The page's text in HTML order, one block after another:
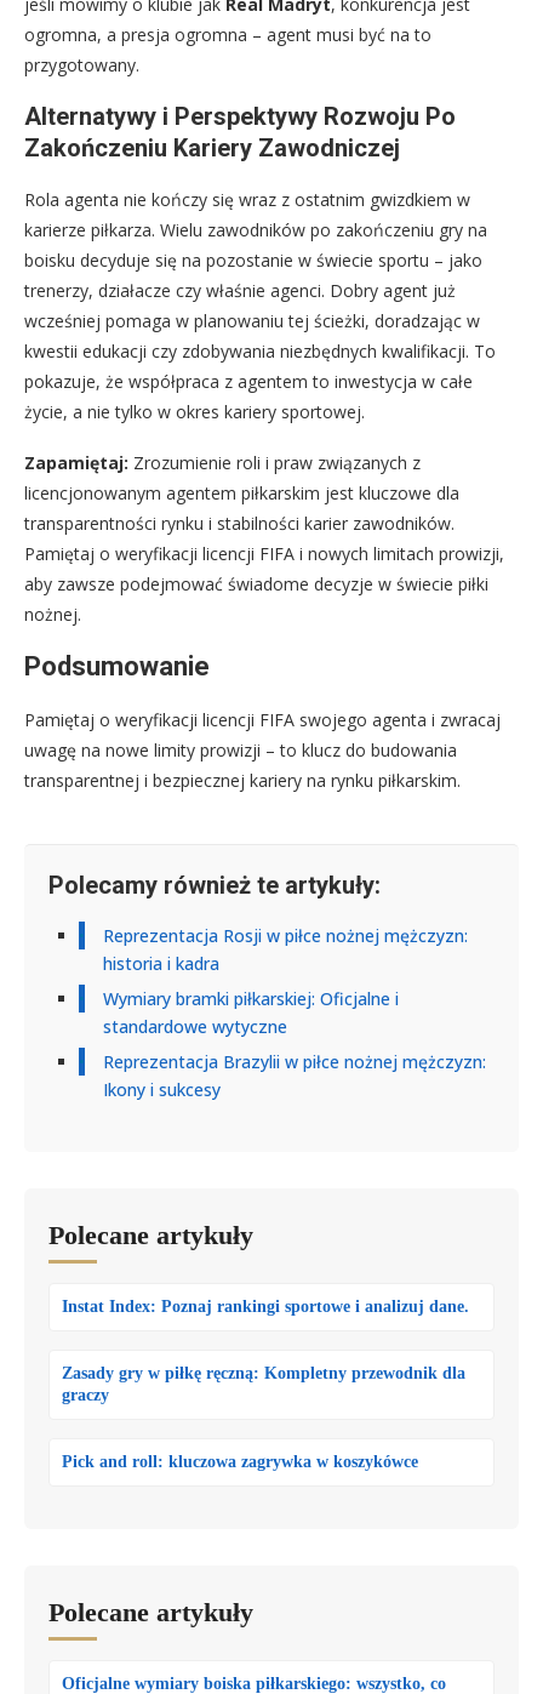
ogromna, a presja ogromna – agent musi być na to
przygotowany.
Alternatywy i Perspektywy Rozwoju Po
Zakończeniu Kariery Zawodniczej
Rola agenta nie kończy się wraz z ostatnim gwizdkiem w
karierze piłkarza. Wielu zawodników po zakończeniu gry na
boisku decyduje się na pozostanie w świecie sportu – jako
trenerzy, działacze czy właśnie agenci. Dobry agent już
wcześniej pomaga w planowaniu tej ścieżki, doradzając w
kwestii edukacji czy zdobywania niezbędnych kwalifikacji. To
pokazuje, że współpraca z agentem to inwestycja w całe
życie, a nie tylko w okres kariery sportowej.
Zapamiętaj: Zrozumienie roli i praw związanych z
licencjonowanym agentem piłkarskim jest kluczowe dla
transparentności rynku i stabilności karier zawodników.
Pamiętaj o weryfikacji licencji FIFA i nowych limitach prowizji,
aby zawsze podejmować świadome decyzje w świecie piłki
nożnej.
Podsumowanie
Pamiętaj o weryfikacji licencji FIFA swojego agenta i zwracaj
uwagę na nowe limity prowizji – to klucz do budowania
transparentnej i bezpiecznej kariery na rynku piłkarskim.
Polecamy również te artykuły:
Reprezentacja Rosji w piłce nożnej mężczyzn:
historia i kadra
Wymiary bramki piłkarskiej: Oficjalne i
standardowe wytyczne
Reprezentacja Brazylii w piłce nożnej mężczyzn:
Ikony i sukcesy
Polecane artykuły
Instat Index: Poznaj rankingi sportowe i analizuj dane.
Zasady gry w piłkę ręczną: Kompletny przewodnik dla
graczy
Pick and roll: kluczowa zagrywka w koszykówce
Polecane artykuły
Oficjalne wymiary boiska piłkarskiego: wszystko, co